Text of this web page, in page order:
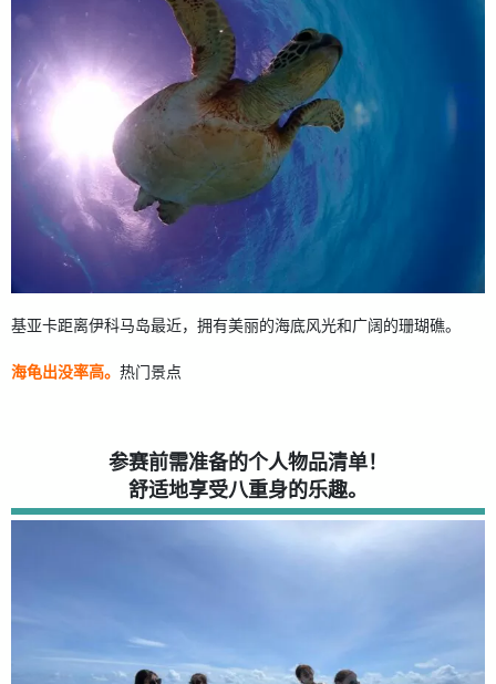
基亚卡距离伊科马岛最近，拥有美丽的海底风光和广阔的珊瑚礁。
海龟出没率高。 热门景点
参赛前需准备的个人物品清单！
舒适地享受八重身的乐趣。